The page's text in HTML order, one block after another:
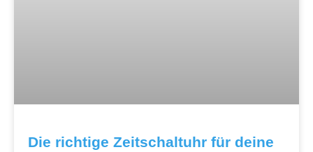
Die richtige Zeitschaltuhr für deine